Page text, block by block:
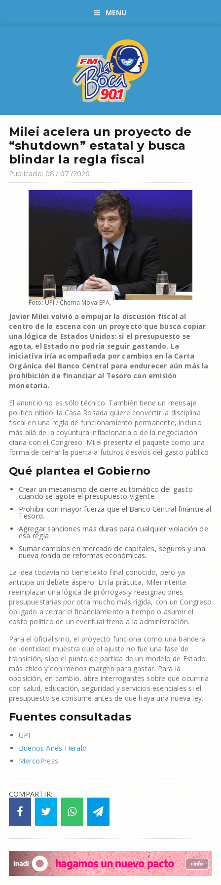
MENU
Milei acelera un proyecto de
“shutdown” estatal y busca
blindar la regla fiscal
Publicado: 08 / 07 /2026
Foto: UPI / Chema Moya-EPA.
Javier Milei volvió a empujar la discusión fiscal al
centro de la escena con un proyecto que busca copiar
una lógica de Estados Unidos: si el presupuesto se
agota, el Estado no podría seguir gastando. La
iniciativa iría acompañada por cambios en la Carta
Orgánica del Banco Central para endurecer aún más la
prohibición de financiar al Tesoro con emisión
monetaria.
El anuncio no es sólo técnico. También tiene un mensaje
político nítido: la Casa Rosada quiere convertir la disciplina
fiscal en una regla de funcionamiento permanente, incluso
más allá de la coyuntura inflacionaria o de la negociación
diaria con el Congreso. Milei presenta el paquete como una
forma de cerrar la puerta a futuros desvíos del gasto público.
Qué plantea el Gobierno
Crear un mecanismo de cierre automático del gasto
cuando se agote el presupuesto vigente.
Prohibir con mayor fuerza que el Banco Central financie al
Tesoro.
Agregar sanciones más duras para cualquier violación de
esa regla.
Sumar cambios en mercado de capitales, seguros y una
nueva ronda de reformas económicas.
La idea todavía no tiene texto final conocido, pero ya
anticipa un debate áspero. En la práctica, Milei intenta
reemplazar una lógica de prórrogas y reasignaciones
presupuestarias por otra mucho más rígida, con un Congreso
obligado a cerrar el financiamiento a tiempo o asumir el
costo político de un eventual freno a la administración.
Para el oficialismo, el proyecto funciona como una bandera
de identidad: muestra que el ajuste no fue una fase de
transición, sino el punto de partida de un modelo de Estado
más chico y con menos margen para gastar. Para la
oposición, en cambio, abre interrogantes sobre qué ocurriría
con salud, educación, seguridad y servicios esenciales si el
presupuesto se consume antes de que haya una nueva ley.
Fuentes consultadas
UPI
Buenos Aires Herald
MercoPress
COMPARTIR: